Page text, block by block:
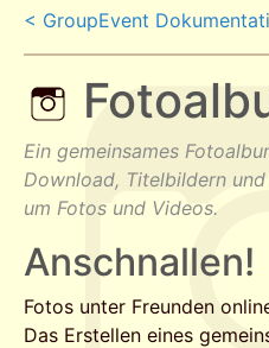
< GroupEvent
Ein gemeinsames
Download, Titelbildern
um Fotos und Videos.
Anschnallen!
Fotos unter Freunden
Das Erstellen eines